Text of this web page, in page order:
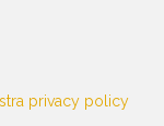
privacy policy